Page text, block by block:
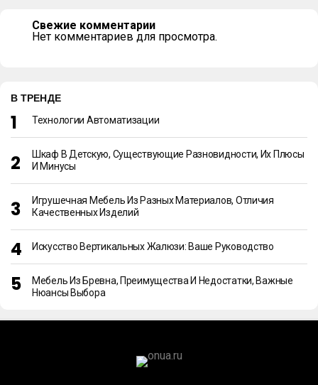
Свежие комментарии
Нет комментариев для просмотра.
В ТРЕНДЕ
Технологии Автоматизации
Шкаф В Детскую, Существующие Разновидности, Их Плюсы
И Минусы
Игрушечная Мебель Из Разных Материалов, Отличия
Качественных Изделий
Искусство Вертикальных Жалюзи: Ваше Руководство
Мебель Из Бревна, Преимущества И Недостатки, Важные
Нюансы Выбора